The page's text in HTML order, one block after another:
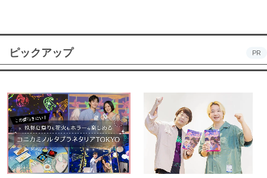
ピックアップ PR